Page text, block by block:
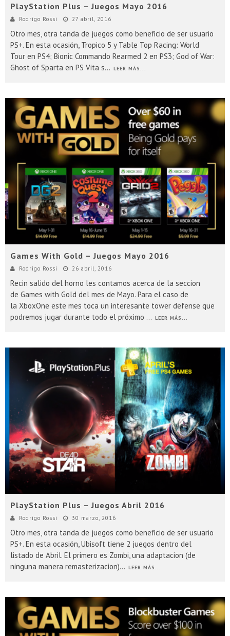
PlayStation Plus – Juegos Mayo 2016
Rodrigo Rossi 27 abril, 2016
Otro mes, otra tanda de juegos como beneficio de ser usuario
PS+. En esta ocasión, Tropico 5 y Table Top Racing: World
Tour en PS4; Bionic Commando Rearmed 2 en PS3; God of War:
Ghost of Sparta en PS Vita s... LEER MÁS...
Games With Gold – Juegos Mayo 2016
Rodrigo Rossi 26 abril, 2016
Recin salido del horno les contamos acerca de la seccion
de Games with Gold del mes de Mayo. Para el caso de
la XboxOne este mes toca un interesante tower defense que
podremos jugar durante todo el próximo ... LEER MÁS...
PlayStation Plus – Juegos Abril 2016
Rodrigo Rossi 30 marzo, 2016
Otro mes, otra tanda de juegos como beneficio de ser usuario
PS+. En esta ocasión, Ubisoft tiene 2 juegos dentro del
listado de Abril. El primero es Zombi, una adaptacion (de
ninguna manera remasterizacion)... LEER MÁS...